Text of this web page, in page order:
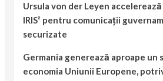
Ursula von der Leyen
IRIS² pentru comunicații
securizate
Germania generează aproape un
economia Uniunii Europene,